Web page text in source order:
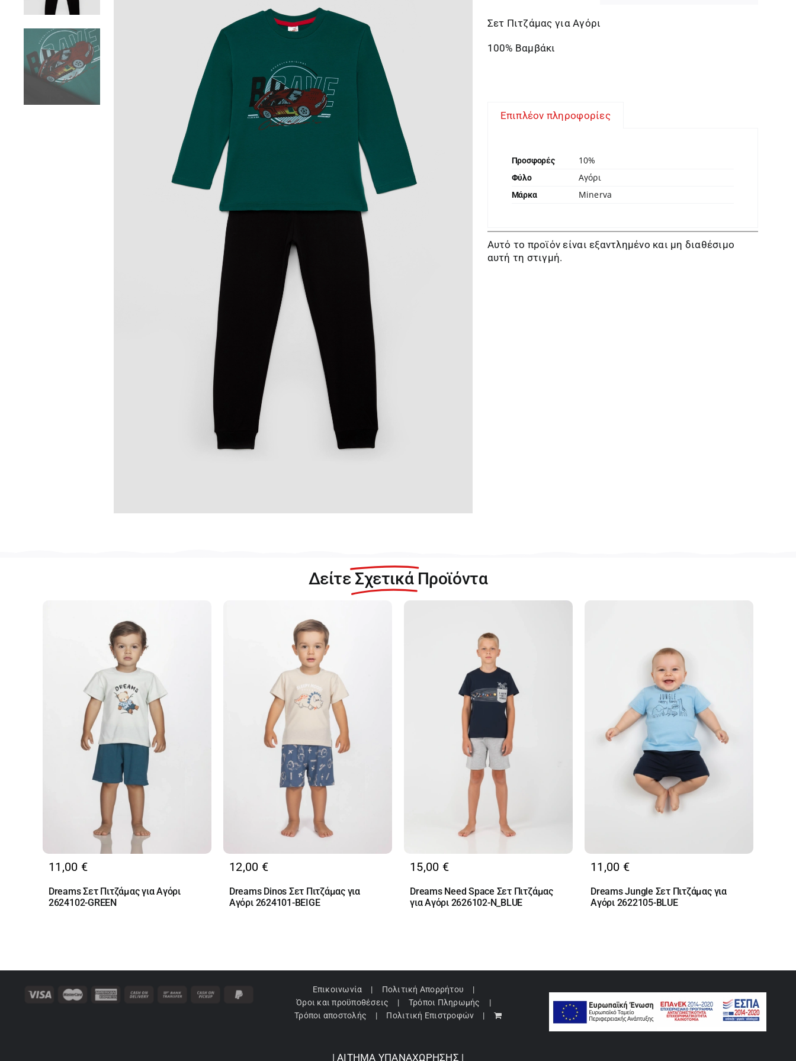
Σετ Πιτζάμας για Αγόρι
100% Βαμβάκι
Επιπλέον πληροφορίες
Προσφορές 10%
Φύλο Αγόρι
Μάρκα Minerva
Αυτό το προϊόν είναι εξαντλημένο και μη διαθέσιμο
αυτή τη στιγμή.
Δείτε Σχετικά Προϊόντα
11,00 €
Dreams Σετ Πιτζάμας για Αγόρι
2624102-GREEN
12,00 €
Dreams Dinos Σετ Πιτζάμας για
Αγόρι 2624101-BEIGE
15,00 €
Dreams Need Space Σετ Πιτζάμας
για Αγόρι 2626102-N_BLUE
11,00 €
Dreams Jungle Σετ Πιτζάμας για
Αγόρι 2622105-BLUE
Επικοινωνία
Πολιτική Απορρήτου
Όροι και προϋποθέσεις
Τρόποι Πληρωμής
Τρόποι αποστολής
Πολιτική Επιστροφών
| ΑΙΤΗΜΑ ΥΠΑΝΑΧΩΡΗΣΗΣ |